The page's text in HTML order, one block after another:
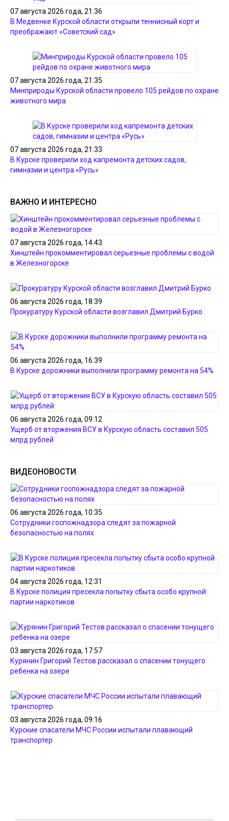
07 августа 2026 года, 21:36
В Медвенке Курской области открыли теннисный корт и
преображают «Советский сад»
07 августа 2026 года, 21:35
Минприроды Курской области провело 105 рейдов по охране
животного мира
07 августа 2026 года, 21:33
В Курске проверили ход капремонта детских садов,
гимназии и центра «Русь»
ВАЖНО И ИНТЕРЕСНО
07 августа 2026 года, 14:43
Хинштейн прокомментировал серьезные проблемы с водой
в Железногорске
06 августа 2026 года, 18:39
Прокуратуру Курской области возглавил Дмитрий Бурко
06 августа 2026 года, 16:39
В Курске дорожники выполнили программу ремонта на 54%
06 августа 2026 года, 09:12
Ущерб от вторжения ВСУ в Курскую область составил 505
млрд рублей
ВИДЕОНОВОСТИ
06 августа 2026 года, 10:35
Сотрудники госпожнадзора следят за пожарной
безопасностью на полях
04 августа 2026 года, 12:31
В Курске полиция пресекла попытку сбыта особо крупной
партии наркотиков
03 августа 2026 года, 17:57
Курянин Григорий Тестов рассказал о спасении тонущего
ребенка на озере
03 августа 2026 года, 09:16
Курские спасатели МЧС России испытали плавающий
транспортер